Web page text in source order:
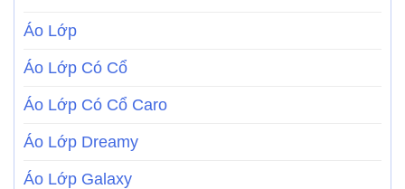
Áo Lớp
Áo Lớp Có Cổ
Áo Lớp Có Cổ Caro
Áo Lớp Dreamy
Áo Lớp Galaxy